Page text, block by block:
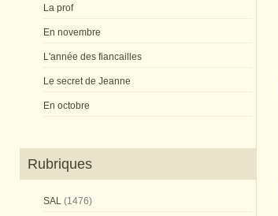
La prof
En novembre
L'année des fiancailles
Le secret de Jeanne
En octobre
Rubriques
SAL (1476)